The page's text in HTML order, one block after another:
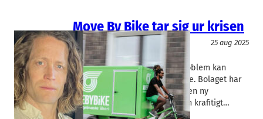
Move By Bike tar sig ur krisen
Logistik
25 aug 2025
Movebybike
Fredrik Videlycka
Efter långvariga finansiella problem kan
lyckan ha vänt för Move By Bike. Bolaget har
kommit ur rekonstruktion och en ny
delårsrapport visar tillväxt och krafitigt…